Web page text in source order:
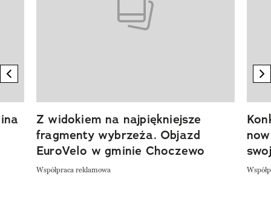
previous element
Z widokiem na najpiękniejsze
fragmenty wybrzeża. Objazd
EuroVelo w gminie Choczewo
Współpraca reklamowa